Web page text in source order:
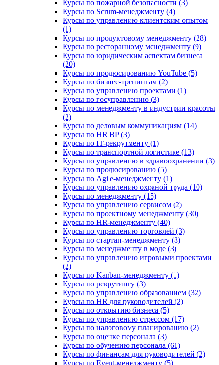
Курсы по пожарной безопасности (3)
Курсы по Scrum-менеджменту (4)
Курсы по управлению клиентским опытом
(1)
Курсы по продуктовому менеджменту (28)
Курсы по ресторанному менеджменту (9)
Курсы по юридическим аспектам бизнеса
(20)
Курсы по продюсированию YouTube (5)
Курсы по бизнес-тренингам (2)
Курсы по управлению проектами (1)
Курсы по госуправлению (3)
Курсы по менеджменту в индустрии красоты
(2)
Курсы по деловым коммуникациям (14)
Курсы по HR BP (3)
Курсы по IT-рекрутменту (1)
Курсы по транспортной логистике (13)
Курсы по управлению в здравоохранении (3)
Курсы по продюсированию (5)
Курсы по Agile-менеджменту (1)
Курсы по управлению охраной труда (10)
Курсы по менеджменту (15)
Курсы по управлению сервисом (2)
Курсы по проектному менеджменту (30)
Курсы по HR-менеджменту (40)
Курсы по управлению торговлей (3)
Курсы по стартап-менеджменту (8)
Курсы по менеджменту в моде (3)
Курсы по управлению игровыми проектами
(2)
Курсы по Kanban-менеджменту (1)
Курсы по рекрутингу (3)
Курсы по управлению образованием (32)
Курсы по HR для руководителей (2)
Курсы по открытию бизнеса (5)
Курсы по управлению стрессом (17)
Курсы по налоговому планированию (2)
Курсы по оценке персонала (3)
Курсы по обучению персонала (61)
Курсы по финансам для руководителей (2)
Курсы по Event-менеджменту (5)